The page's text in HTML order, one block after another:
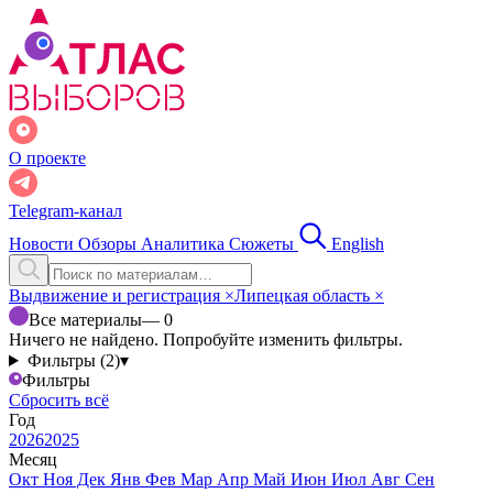
О проекте
Telegram-канал
Новости Обзоры Аналитика Сюжеты English
Выдвижение и регистрация ×Липецкая область ×
Все материалы— 0
Ничего не найдено. Попробуйте изменить фильтры.
Фильтры (2)▾
Фильтры
Сбросить всё
Год
20262025
Месяц
Окт Ноя Дек Янв Фев Мар Апр Май Июн Июл Авг Сен